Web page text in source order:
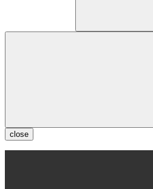
close